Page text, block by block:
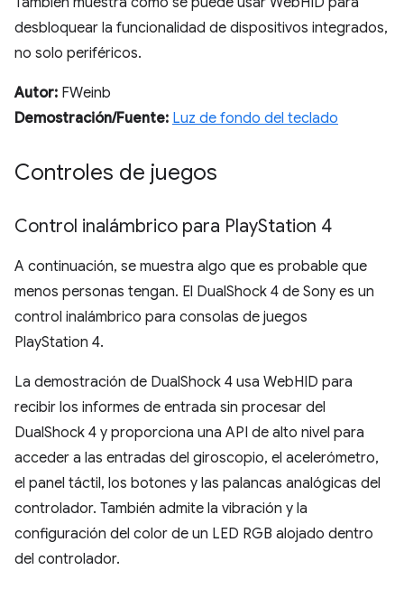
desbloquear la funcionalidad de dispositivos integrados,
no solo periféricos.
Autor: FWeinb
Demostración/Fuente: Luz de fondo del teclado
Controles de juegos
Control inalámbrico para PlayStation 4
A continuación, se muestra algo que es probable que
menos personas tengan. El DualShock 4 de Sony es un
control inalámbrico para consolas de juegos
PlayStation 4.
La demostración de DualShock 4 usa WebHID para
recibir los informes de entrada sin procesar del
DualShock 4 y proporciona una API de alto nivel para
acceder a las entradas del giroscopio, el acelerómetro,
el panel táctil, los botones y las palancas analógicas del
controlador. También admite la vibración y la
configuración del color de un LED RGB alojado dentro
del controlador.